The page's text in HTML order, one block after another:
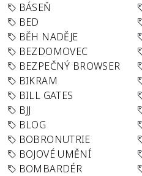
BÁSEŇ
BED
BĚH NADĚJE
BEZDOMOVEC
BEZPEČNÝ BROWSER
BIKRAM
BILL GATES
BJJ
BLOG
BOBRONUTRIE
BOJOVÉ UMĚNÍ
BOMBARDÉR